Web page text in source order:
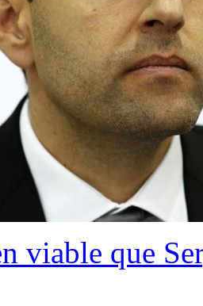
viable que